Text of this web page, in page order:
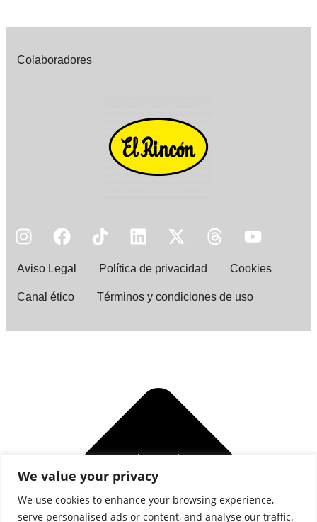
We value your privacy
We use cookies to enhance your browsing experience,
serve personalised ads or content, and analyse our traffic.
Colaboradores
Aviso Legal Política de privacidad Cookies
Canal ético Términos y condiciones de uso